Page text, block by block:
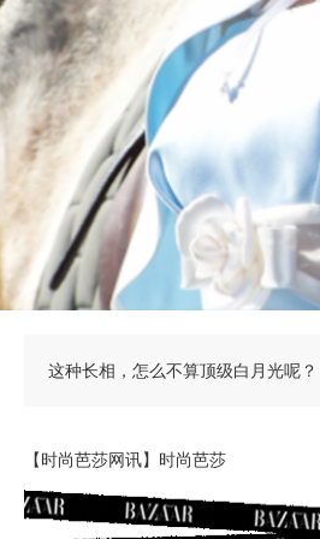
这种长相，怎么不算顶级白月光呢？
【时尚芭莎网讯】时尚芭莎